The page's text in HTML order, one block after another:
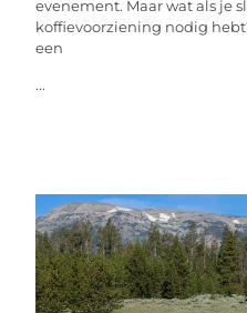
evenement. Maar wat als je
koffievoorziening nodig
een
...